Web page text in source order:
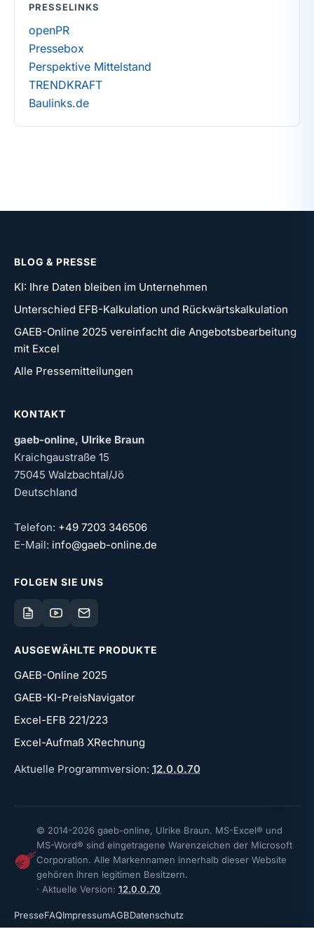
PRESSELINKS
openPR
Pressebox
Perspektive Mittelstand
TRENDKRAFT
Baulinks.de
BLOG & PRESSE
KI: Ihre Daten bleiben im Unternehmen
Unterschied EFB-Kalkulation und Rückwärtskalkulation
GAEB-Online 2025 vereinfacht die Angebotsbearbeitung
mit Excel
Alle Pressemitteilungen
KONTAKT
gaeb-online, Ulrike Braun
Kraichgaustraße 15
75045 Walzbachtal/Jö
Deutschland
Telefon: +49 7203 346506
E-Mail: info@gaeb-online.de
FOLGEN SIE UNS
AUSGEWÄHLTE PRODUKTE
GAEB-Online 2025
GAEB-KI-PreisNavigator
Excel-EFB 221/223
Excel-Aufmaß XRechnung
Aktuelle Programmversion: 12.0.0.70
© 2014-2026 gaeb-online, Ulrike Braun. MS-Excel® und
MS-Word® sind eingetragene Warenzeichen der Microsoft
Corporation. Alle Markennamen innerhalb dieser Website
gehören ihren legitimen Besitzern.
· Aktuelle Version: 12.0.0.70
PresseFAQImpressumAGBDatenschutz